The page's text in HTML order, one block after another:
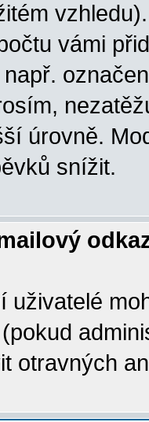
vámi
úrovně.
snížit.
uživatelé
otravných